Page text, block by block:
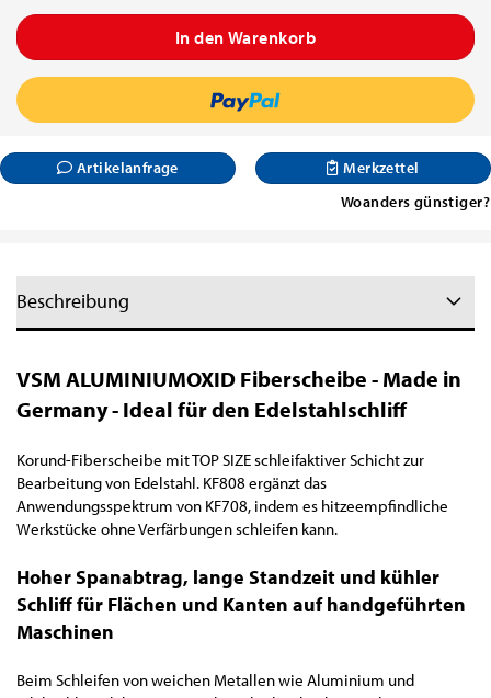
Artikelanfrage
Merkzettel
Woanders günstiger?
Beschreibung
VSM ALUMINIUMOXID Fiberscheibe - Made in
Germany - Ideal für den Edelstahlschliff
Korund-Fiberscheibe mit TOP SIZE schleifaktiver Schicht zur
Bearbeitung von Edelstahl. KF808 ergänzt das
Anwendungsspektrum von KF708, indem es hitzeempfindliche
Werkstücke ohne Verfärbungen schleifen kann.
Hoher Spanabtrag, lange Standzeit und kühler
Schliff für Flächen und Kanten auf handgeführten
Maschinen
Beim Schleifen von weichen Metallen wie Aluminium und